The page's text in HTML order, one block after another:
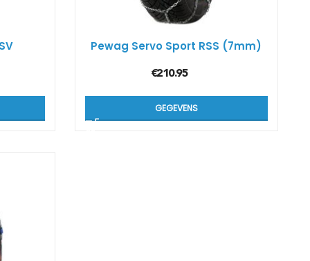
Pewag Servo Sport RSS (7mm)
€210.95
GEGEVENS